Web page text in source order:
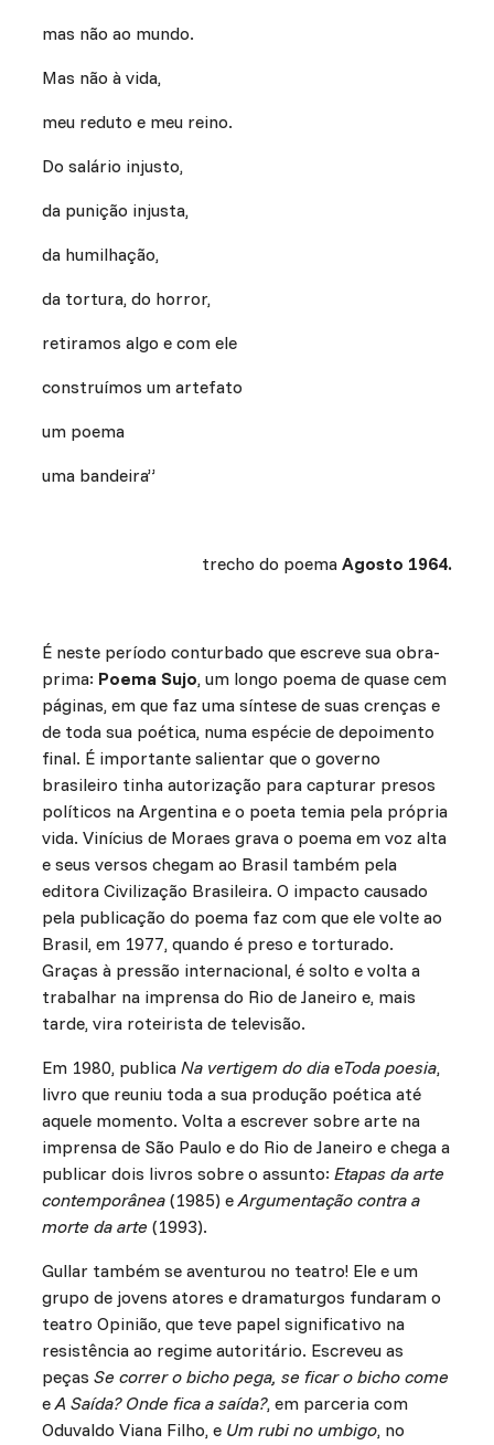
mas não ao mundo.
Mas não à vida,
meu reduto e meu reino.
Do salário injusto,
da punição injusta,
da humilhação,
da tortura, do horror,
retiramos algo e com ele
construímos um artefato
um poema
uma bandeira”
trecho do poemaAgosto 1964.
É neste período conturbado que escreve sua obra-
prima: Poema Sujo, um longo poema de quase cem
páginas, em que faz uma síntese de suas crenças e
de toda sua poética, numa espécie de depoimento
final. É importante salientar que o governo
brasileiro tinha autorização para capturar presos
políticos na Argentina e o poeta temia pela própria
vida. Vinícius de Moraes grava o poema em voz alta
e seus versos chegam ao Brasil também pela
editora Civilização Brasileira. O impacto causado
pela publicação do poema faz com que ele volte ao
Brasil, em 1977, quando é preso e torturado.
Graças à pressão internacional, é solto e volta a
trabalhar na imprensa do Rio de Janeiro e, mais
tarde, vira roteirista de televisão.
Em 1980, publica Na vertigem do dia eToda poesia,
livro que reuniu toda a sua produção poética até
aquele momento. Volta a escrever sobre arte na
imprensa de São Paulo e do Rio de Janeiro e chega a
publicar dois livros sobre o assunto: Etapas da arte
contemporânea (1985) eArgumentação contra a
morte da arte (1993).
Gullar também se aventurou no teatro! Ele e um
grupo de jovens atores e dramaturgos fundaram o
teatro Opinião, que teve papel significativo na
resistência ao regime autoritário. Escreveu as
peças Se correr o bicho pega, se ficar o bicho come
eA Saída? Onde fica a saída?, em parceria com
Oduvaldo Viana Filho, e Um rubi no umbigo, no